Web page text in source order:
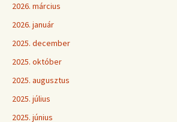
2026. március
2026. január
2025. december
2025. október
2025. augusztus
2025. július
2025. június